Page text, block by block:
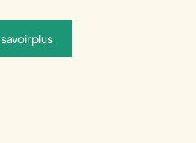
savoir plus